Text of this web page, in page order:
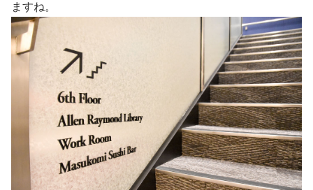
ますね。